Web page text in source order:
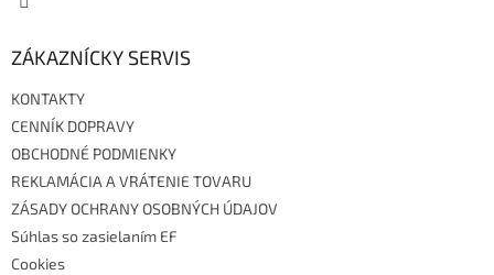
ZÁKAZNÍCKY SERVIS
KONTAKTY
CENNÍK DOPRAVY
OBCHODNÉ PODMIENKY
REKLAMÁCIA A VRÁTENIE TOVARU
ZÁSADY OCHRANY OSOBNÝCH ÚDAJOV
Súhlas so zasielaním EF
Cookies